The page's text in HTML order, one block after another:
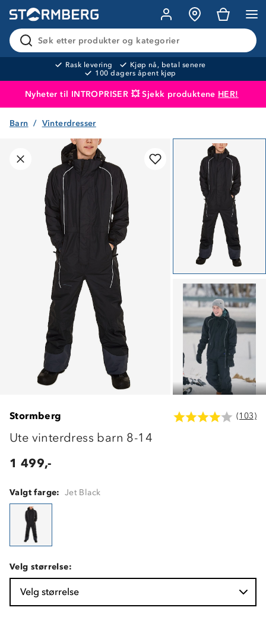
Søk etter produkter og kategorier
Rask levering
Kjøp nå, betal senere
100 dagers åpent kjøp
Nyheter til INTROPRISER 💥 Sjekk produktene HER!
Produktet er lagt i handlekurven
Barn Vinterdresser
Stormberg (103)
Ute vinterdress barn 8-14
1 499,-
Valgt farge: Jet Black
Velg størrelse:
Velg størrelse